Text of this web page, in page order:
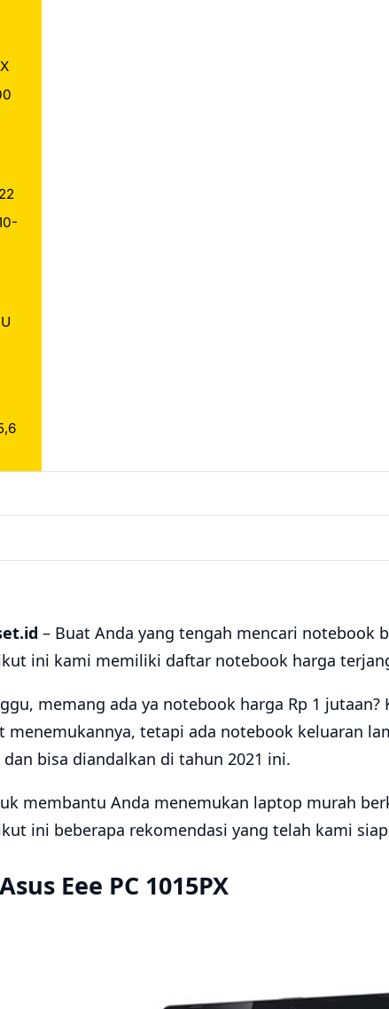
– Buat Anda yang tengah mencari notebook
ini kami memiliki daftar notebook harga
memang ada ya notebook harga Rp 1
menemukannya, tetapi ada notebook keluaran
dan bisa diandalkan di tahun 2021 ini.
membantu Anda menemukan laptop murah
ini beberapa rekomendasi yang telah kami
Eee PC 1015PX